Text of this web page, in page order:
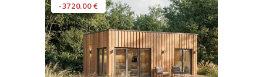
-3720.00 €